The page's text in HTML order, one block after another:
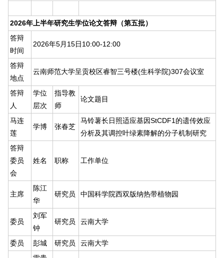
2026年上半年研究生学位论文答辩（第五批）
答辩
时间
2026年5月15日10:00-12:00
答辩
地点
云南师范大学呈贡校区睿智三号楼(生科学院)307会议室
答辩
人
学位
层次
指导教
师
论文题目
马连
莲
学博 张春芝
马铃薯长日照适应基因StCDF1的遗传效应
分析及其调控叶绿素降解的分子机制研究
答辩
委员
会
姓名 职称 工作单位
主席
陈江
华
研究员 中国科学院西双版纳热带植物园
委员
刘军
钟
研究员 云南大学
委员 彭城 研究员 云南大学